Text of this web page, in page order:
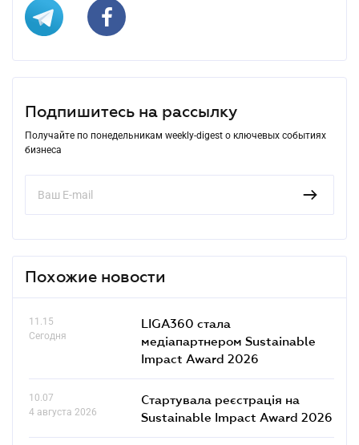
Подпишитесь на рассылку
Получайте по понедельникам weekly-digest о ключевых событиях
бизнеса
Похожие новости
11.15
Сегодня
LIGA360 стала
медіапартнером Sustainable
Impact Award 2026
10.07
4 августа 2026
Стартувала реєстрація на
Sustainable Impact Award 2026